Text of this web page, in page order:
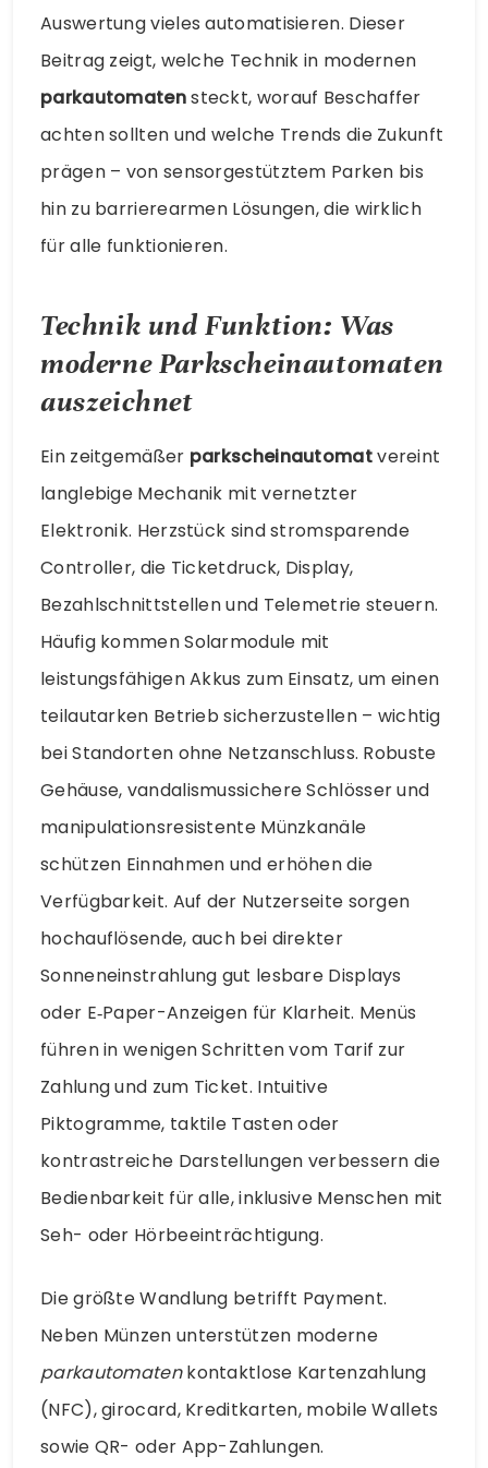
Auswertung vieles automatisieren. Dieser
Beitrag zeigt, welche Technik in modernen
parkautomatensteckt, worauf Beschaffer
achten sollten und welche Trends die Zukunft
prägen – von sensorgestütztem Parken bis
hin zu barrierearmen Lösungen, die wirklich
für alle funktionieren.
Technik und Funktion: Was
moderne Parkscheinautomaten
auszeichnet
Ein zeitgemäßer parkscheinautomatvereint
langlebige Mechanik mit vernetzter
Elektronik. Herzstück sind stromsparende
Controller, die Ticketdruck, Display,
Bezahlschnittstellen und Telemetrie steuern.
Häufig kommen Solarmodule mit
leistungsfähigen Akkus zum Einsatz, um einen
teilautarken Betrieb sicherzustellen – wichtig
bei Standorten ohne Netzanschluss. Robuste
Gehäuse, vandalismussichere Schlösser und
manipulationsresistente Münzkanäle
schützen Einnahmen und erhöhen die
Verfügbarkeit. Auf der Nutzerseite sorgen
hochauflösende, auch bei direkter
Sonneneinstrahlung gut lesbare Displays
oder E‑Paper-Anzeigen für Klarheit. Menüs
führen in wenigen Schritten vom Tarif zur
Zahlung und zum Ticket. Intuitive
Piktogramme, taktile Tasten oder
kontrastreiche Darstellungen verbessern die
Bedienbarkeit für alle, inklusive Menschen mit
Seh- oder Hörbeeinträchtigung.
Die größte Wandlung betrifft Payment.
Neben Münzen unterstützen moderne
parkautomatenkontaktlose Kartenzahlung
(NFC), girocard, Kreditkarten, mobile Wallets
sowie QR- oder App-Zahlungen.